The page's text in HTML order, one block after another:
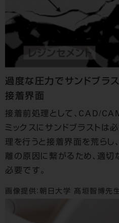
過度な圧力でサンドブラ
接着界面
接着前処理として、CAD/
ミックスにサンドブラストは
理を行うと接着界面を荒らし
離の原因に繋がるため、適
必要です。
画像提供：朝日大学 髙垣智博先